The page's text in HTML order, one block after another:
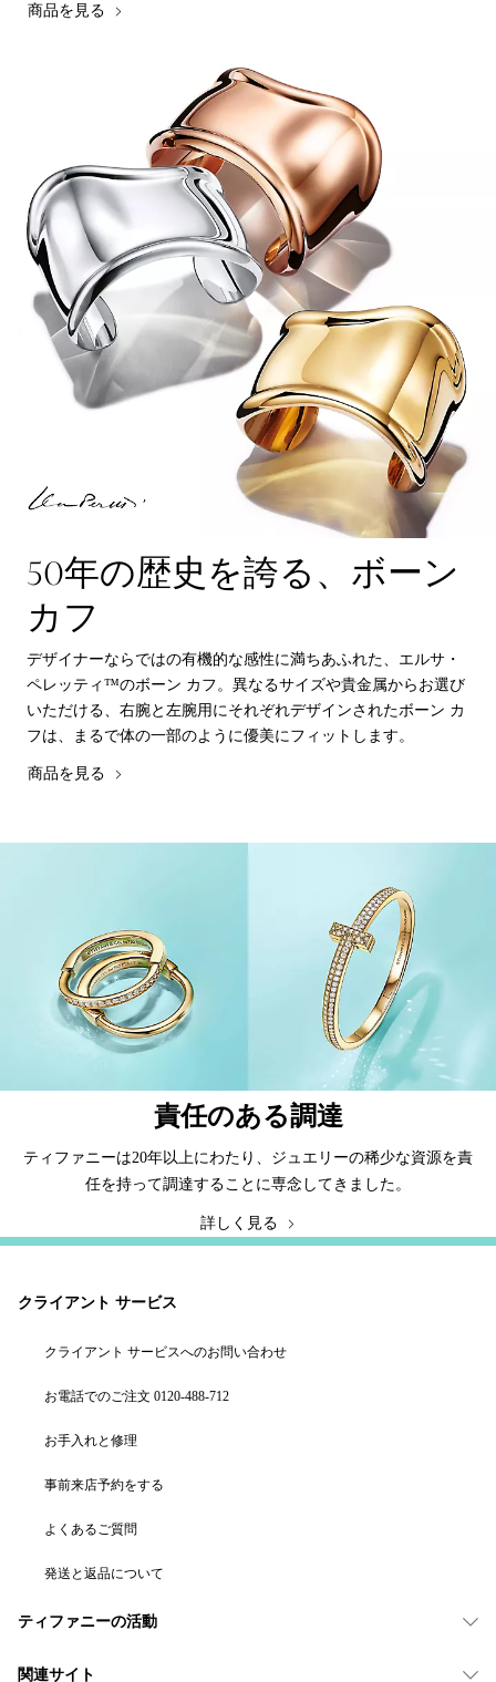
商品を見る
50年の歴史を誇る、ボーン
カフ
デザイナーならではの有機的な感性に満ちあふれた、エルサ・
ペレッティ™のボーン カフ。異なるサイズや貴金属からお選び
いただける、右腕と左腕用にそれぞれデザインされたボーン カ
フは、まるで体の一部のように優美にフィットします。
商品を見る
責任のある調達
ティファニーは20年以上にわたり、ジュエリーの稀少な資源を責
任を持って調達することに専念してきました。
詳しく見る
クライアント サービス
クライアント サービスへのお問い合わせ
お電話でのご注文 0120-488-712
お手入れと修理
事前来店予約をする
よくあるご質問
発送と返品について
ティファニーの活動
関連サイト